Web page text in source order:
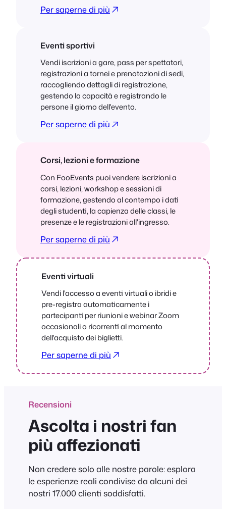
Per saperne di più
Eventi sportivi
Vendi iscrizioni a gare, pass per spettatori,
registrazioni a tornei e prenotazioni di sedi,
raccogliendo dettagli di registrazione,
gestendo la capacità e registrando le
persone il giorno dell'evento.
Per saperne di più
Corsi, lezioni e formazione
Con FooEvents puoi vendere iscrizioni a
corsi, lezioni, workshop e sessioni di
formazione, gestendo al contempo i dati
degli studenti, la capienza delle classi, le
presenze e le registrazioni all'ingresso.
Per saperne di più
Eventi virtuali
Vendi l'accesso a eventi virtuali o ibridi e
pre-registra automaticamente i
partecipanti per riunioni e webinar Zoom
occasionali o ricorrenti al momento
dell'acquisto dei biglietti.
Per saperne di più
Recensioni
Ascolta i nostri fan
più affezionati
Non credere solo alle nostre parole: esplora
le esperienze reali condivise da alcuni dei
nostri 17.000 clienti soddisfatti.